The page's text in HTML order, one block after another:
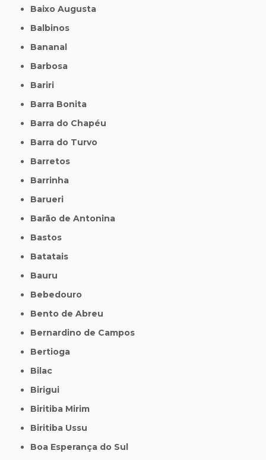
Baixo Augusta
Balbinos
Bananal
Barbosa
Bariri
Barra Bonita
Barra do Chapéu
Barra do Turvo
Barretos
Barrinha
Barueri
Barão de Antonina
Bastos
Batatais
Bauru
Bebedouro
Bento de Abreu
Bernardino de Campos
Bertioga
Bilac
Birigui
Biritiba Mirim
Biritiba Ussu
Boa Esperança do Sul